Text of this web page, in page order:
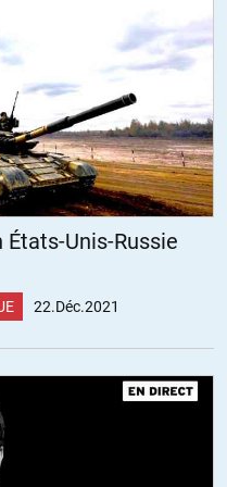
par les Russes: stop gaz UE?
officielle des républiques
de signer un nouveau
à NS2)vers la Chine, à
NS 2.
se renchérir.
bon…comme écrit ailleurs :
94047-russie-annonce-fin-
Unis-Russie
22.Déc.2021